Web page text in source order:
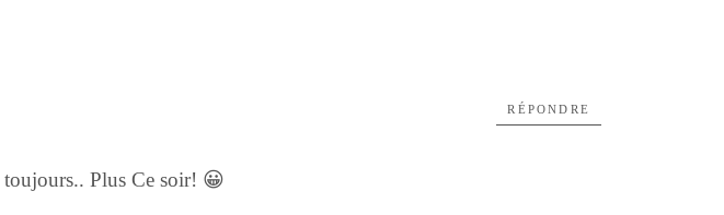
toujours.. Plus Ce soir! 😀
RÉPONDRE